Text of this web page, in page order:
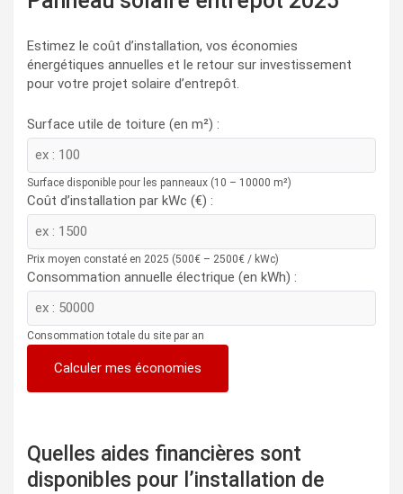
Estimez le coût d’installation, vos économies
énergétiques annuelles et le retour sur investissement
pour votre projet solaire d’entrepôt.
Surface utile de toiture (en m²) :
Surface disponible pour les panneaux (10 – 10000 m²)
Coût d’installation par kWc (€) :
Prix moyen constaté en 2025 (500€ – 2500€ / kWc)
Consommation annuelle électrique (en kWh) :
Consommation totale du site par an
Calculer mes économies
Quelles aides financières sont
disponibles pour l’installation de